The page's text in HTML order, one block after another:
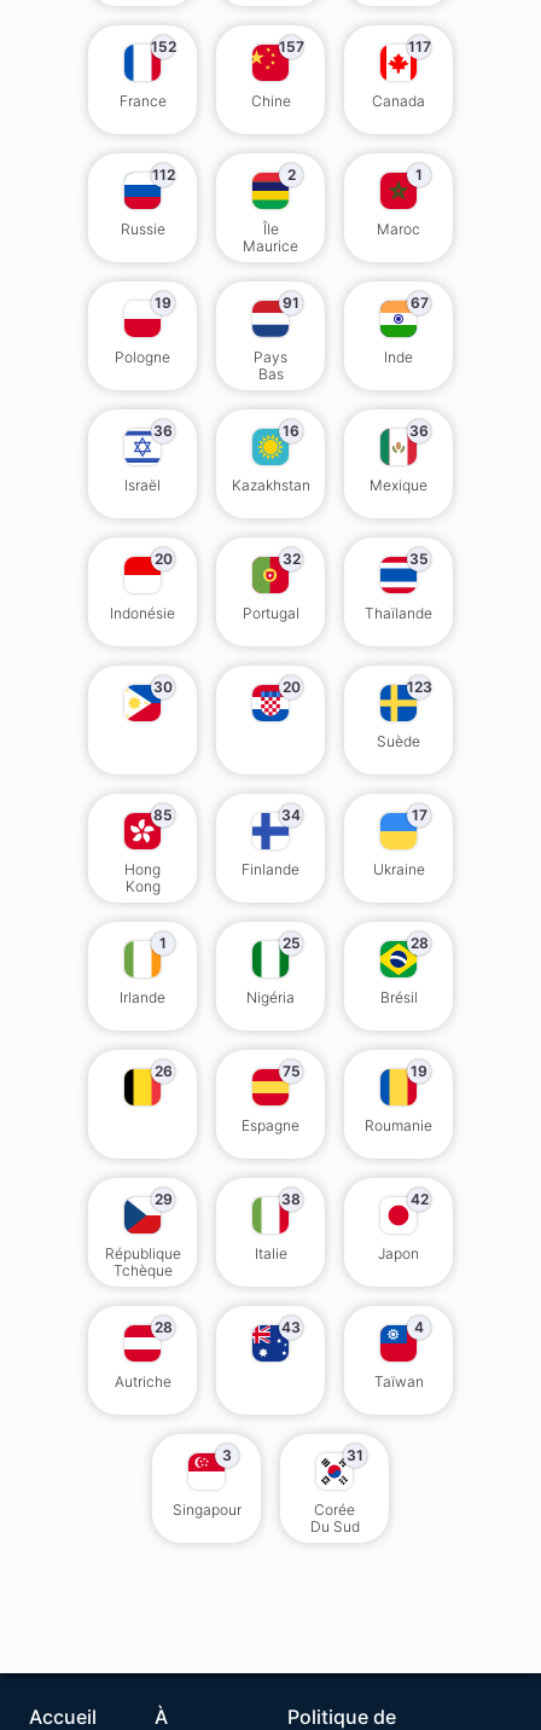
152
France
157
Chine
117
Canada
112
Russie
2
Île
Maurice
1
Maroc
19
Pologne
91
Pays
Bas
67
Inde
36
Israël
16
Kazakhstan
36
Mexique
20
Indonésie
32
Portugal
35
Thaïlande
30 20 123
Suède
85
Hong
Kong
34
Finlande
17
Ukraine
1
Irlande
25
Nigéria
28
Brésil
26 75
Espagne
19
Roumanie
29
République
Tchèque
38
Italie
42
Japon
28
Autriche
43 4
Taïwan
3
Singapour
31
Corée
Du Sud
Accueil À Politique de